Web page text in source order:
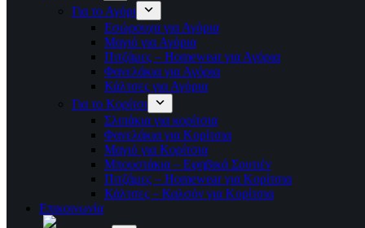
Για το Αγόρι
Εσώρουχα για Αγόρια
Μαγιό για Αγόρια
Πιτζάμες – Homewear για Αγόρια
Φανελάκια για Αγόρια
Κάλτσες για Αγόρια
Για το Κορίτσι
Σλιπάκια για κορίτσια
Φανελάκια για Κορίτσια
Μαγιό για Κορίτσια
Μπουστάκια – Εφηβικά Σουτιέν
Πιτζάμες – Homewear για Κορίτσια
Κάλτσες – Καλσόν για Κορίτσια
Επικοινωνία